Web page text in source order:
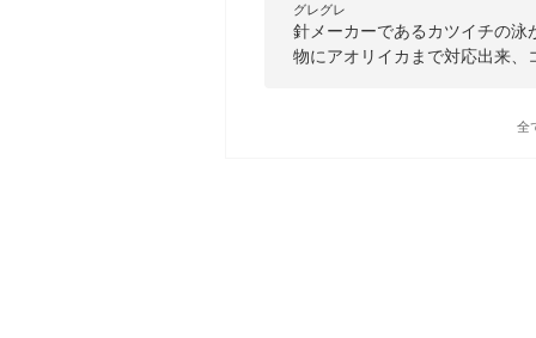
グレグレ
針メーカーであるカツイチの
物にアオリイカまで対応出来、
全